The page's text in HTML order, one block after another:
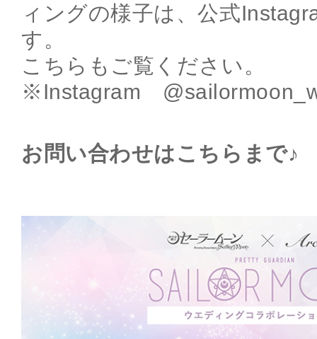
ィングの様子は、公式
す。
こちらもご覧ください。
※Instagram
お問い合わせはこちらまで♪